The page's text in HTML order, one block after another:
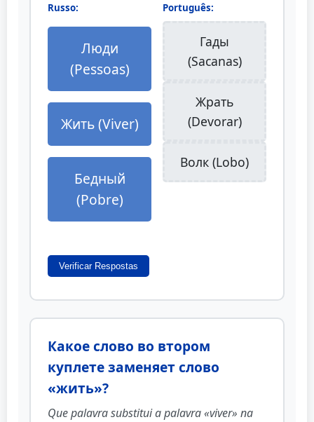
Russo:
Люди
(Pessoas)
Жить (Viver)
Бедный
(Pobre)
Português:
Гады
(Sacanas)
Жрать
(Devorar)
Волк (Lobo)
Verificar Respostas
Какое слово во втором
куплете заменяет слово
«жить»?
Que palavra substitui a palavra «viver» na